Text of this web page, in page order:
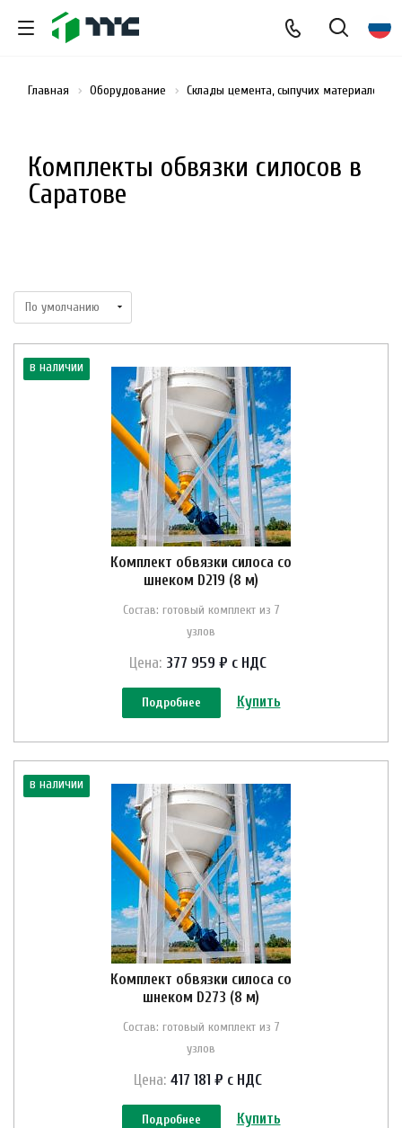
Комплекты обвязки силосов в
Саратове
Главная Оборудование Склады цемента, сыпучих материалов и
в наличии
Комплект обвязки силоса со
шнеком D219 (8 м)
Состав: готовый комплект из 7
узлов
Цена: 377 959 ₽ с НДС
Подробнее Купить
в наличии
Комплект обвязки силоса со
шнеком D273 (8 м)
Состав: готовый комплект из 7
узлов
Цена: 417 181 ₽ с НДС
Подробнее Купить